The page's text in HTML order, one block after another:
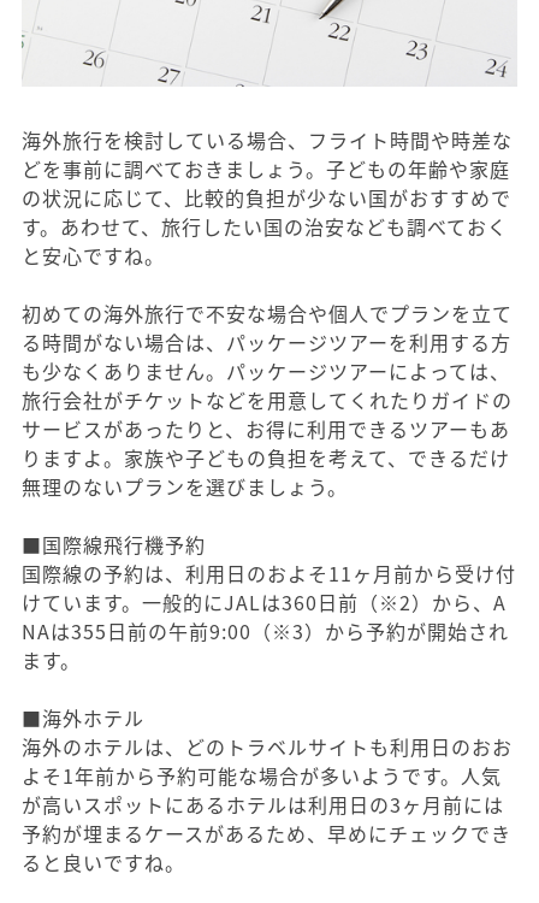
海外旅行を検討している場合、フライト時間や時差な
どを事前に調べておきましょう。子どもの年齢や家庭
の状況に応じて、比較的負担が少ない国がおすすめで
す。あわせて、旅行したい国の治安なども調べておく
と安心ですね。
初めての海外旅行で不安な場合や個人でプランを立て
る時間がない場合は、パッケージツアーを利用する方
も少なくありません。パッケージツアーによっては、
旅行会社がチケットなどを用意してくれたりガイドの
サービスがあったりと、お得に利用できるツアーもあ
りますよ。家族や子どもの負担を考えて、できるだけ
無理のないプランを選びましょう。
■国際線飛行機予約
国際線の予約は、利用日のおよそ11ヶ月前から受け付
けています。一般的にJALは360日前（※2）から、A
NAは355日前の午前9:00（※3）から予約が開始され
ます。
■海外ホテル
海外のホテルは、どのトラベルサイトも利用日のおお
よそ1年前から予約可能な場合が多いようです。人気
が高いスポットにあるホテルは利用日の3ヶ月前には
予約が埋まるケースがあるため、早めにチェックでき
ると良いですね。